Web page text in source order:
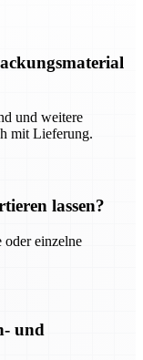
und weitere
mit Lieferung.
lassen?
einzelne
und